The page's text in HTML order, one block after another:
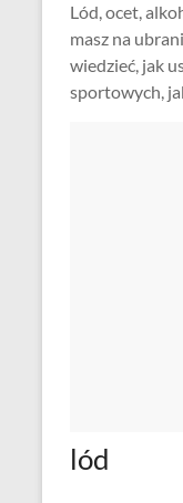
Lód, ocet,
masz na
wiedzieć, jak
sportowych,
lód